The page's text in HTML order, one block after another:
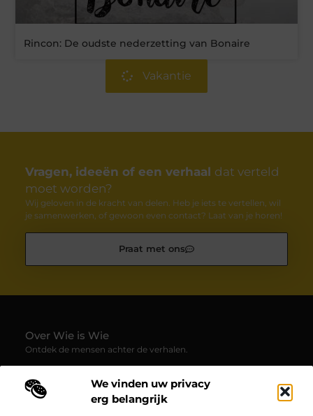
We vinden uw privacy
erg belangrijk
Rincon: De oudste nederzetting van Bonaire
Vakantie
Vragen, ideeën of een verhaal dat verteld
moet worden?
Wij geloven in de kracht van delen. Heb je iets te vertellen, wil
je samenwerken, of gewoon even contact? Laat van je horen!
Praat met ons
Over Wie is Wie
Ontdek de mensen achter de verhalen.
over boeiende persoonlijkheden uit alle hoeken van de
samenleving. Laat je verrassen door inspirerende